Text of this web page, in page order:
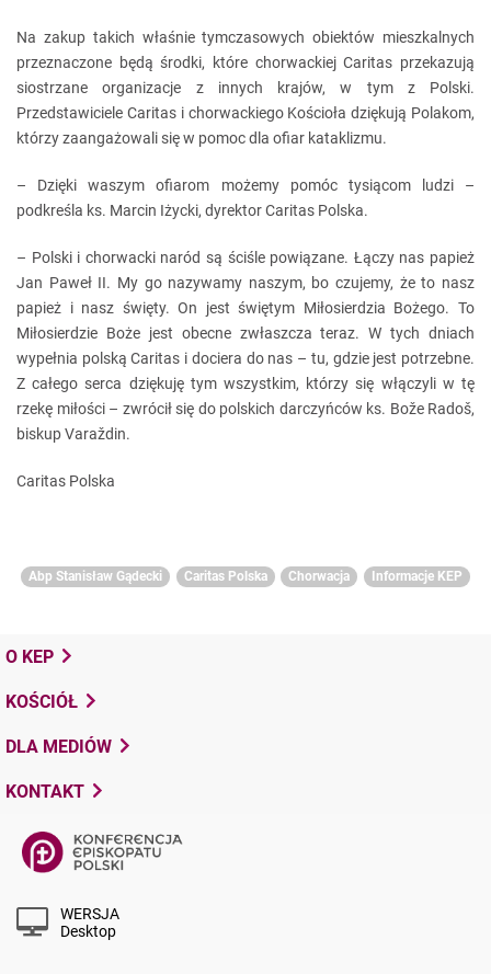
Na zakup takich właśnie tymczasowych obiektów mieszkalnych
przeznaczone będą środki, które chorwackiej Caritas przekazują
siostrzane organizacje z innych krajów, w tym z Polski.
Przedstawiciele Caritas i chorwackiego Kościoła dziękują Polakom,
którzy zaangażowali się w pomoc dla ofiar kataklizmu.
– Dzięki waszym ofiarom możemy pomóc tysiącom ludzi –
podkreśla ks. Marcin Iżycki, dyrektor Caritas Polska.
– Polski i chorwacki naród są ściśle powiązane. Łączy nas papież
Jan Paweł II. My go nazywamy naszym, bo czujemy, że to nasz
papież i nasz święty. On jest świętym Miłosierdzia Bożego. To
Miłosierdzie Boże jest obecne zwłaszcza teraz. W tych dniach
wypełnia polską Caritas i dociera do nas – tu, gdzie jest potrzebne.
Z całego serca dziękuję tym wszystkim, którzy się włączyli w tę
rzekę miłości – zwrócił się do polskich darczyńców ks. Bože Radoš,
biskup Varaždin.
Caritas Polska
Abp Stanisław Gądecki Caritas Polska Chorwacja Informacje KEP
O KEP
KOŚCIÓŁ
DLA MEDIÓW
KONTAKT
WERSJA
Desktop